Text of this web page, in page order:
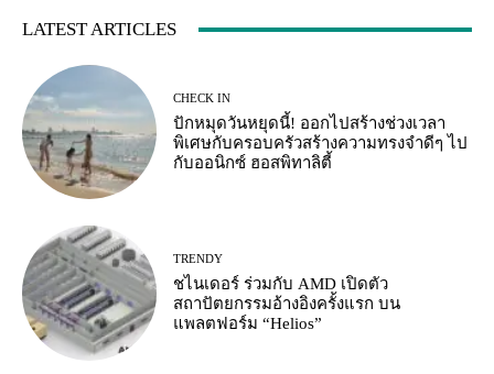
LATEST ARTICLES
CHECK IN
ปักหมุดวันหยุดนี้! ออกไปสร้างช่วงเวลา
พิเศษกับครอบครัวสร้างความทรงจำดีๆ ไป
กับออนิกซ์ ฮอสพิทาลิตี้
TRENDY
ชไนเดอร์ ร่วมกับ AMD เปิดตัว
สถาปัตยกรรมอ้างอิงครั้งแรก บน
แพลตฟอร์ม “Helios”